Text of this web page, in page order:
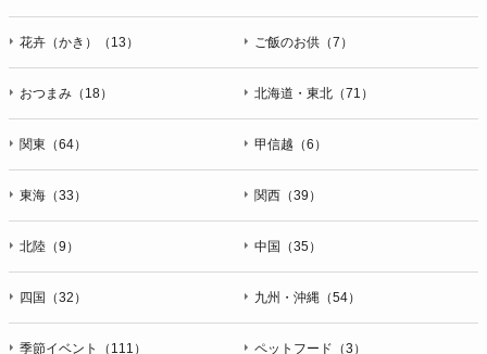
花卉（かき）（13） ご飯のお供（7）
おつまみ（18） 北海道・東北（71）
関東（64） 甲信越（6）
東海（33） 関西（39）
北陸（9） 中国（35）
四国（32） 九州・沖縄（54）
季節イベント（111） ペットフード（3）